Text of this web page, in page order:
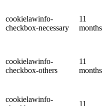
cookielawinfo-
checkbox-necessary
11
months
cookielawinfo-
checkbox-others
11
months
cookielawinfo-
11